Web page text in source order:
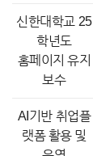
신한대학교 25
학년도
홈페이지 유지
보수
AI기반 취업플
랫폼 활용 및